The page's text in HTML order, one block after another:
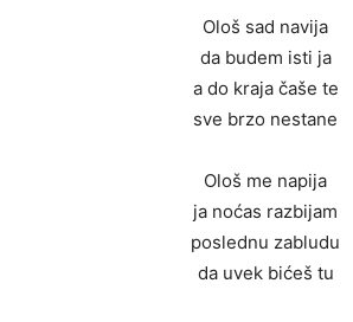
Ološ sad navija
da budem isti ja
a do kraja čaše te
sve brzo nestane
Ološ me napija
ja noćas razbijam
poslednu zabludu
da uvek bićeš tu